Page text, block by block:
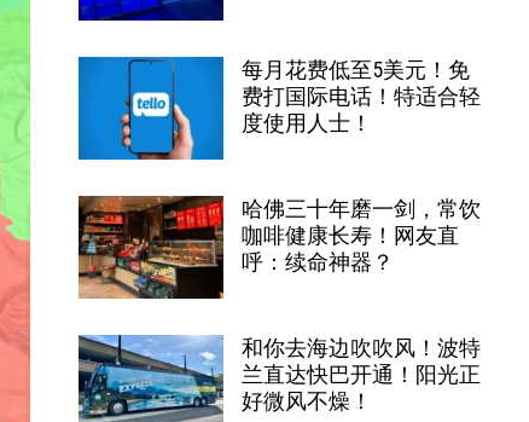
每月花费低至5美元！免
费打国际电话！特适合轻
度使用人士！
哈佛三十年磨一剑，常饮
咖啡健康长寿！网友直
呼：续命神器？
和你去海边吹吹风！波特
兰直达快巴开通！阳光正
好微风不燥！